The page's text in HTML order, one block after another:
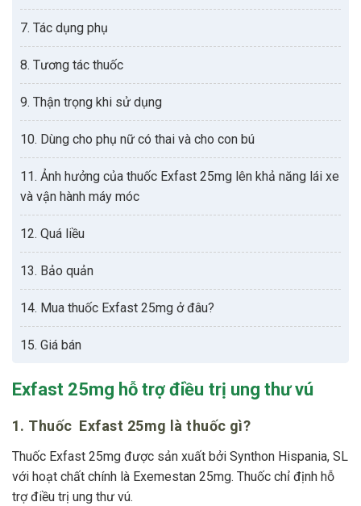
7. Tác dụng phụ
8. Tương tác thuốc
9. Thận trọng khi sử dụng
10. Dùng cho phụ nữ có thai và cho con bú
11. Ảnh hưởng của thuốc Exfast 25mg lên khả năng lái xe
và vận hành máy móc
12. Quá liều
13. Bảo quản
14. Mua thuốc Exfast 25mg ở đâu?
15. Giá bán
Exfast 25mg hỗ trợ điều trị ung thư vú
1. Thuốc Exfast 25mg là thuốc gì?
Thuốc Exfast 25mg được sản xuất bởi Synthon Hispania, SL
với hoạt chất chính là Exemestan 25mg. Thuốc chỉ định hỗ
trợ điều trị ung thư vú.